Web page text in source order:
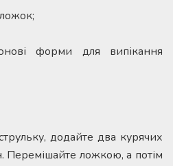
форми для випікання
додайте два курячих
Перемішайте ложкою, а потім